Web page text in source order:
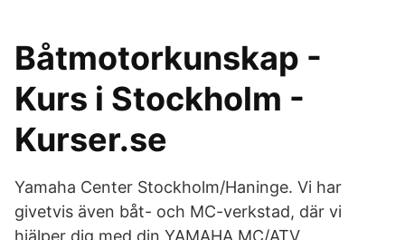
Båtmotorkunskap -
Kurs i Stockholm -
Kurser.se
Yamaha Center Stockholm/Haninge. Vi har
givetvis även båt- och MC-verkstad, där vi
hjälper dig med din YAMAHA MC/ATV,